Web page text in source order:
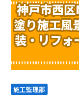
神戸市西
塗り施工風
装・リフ
施工監理部